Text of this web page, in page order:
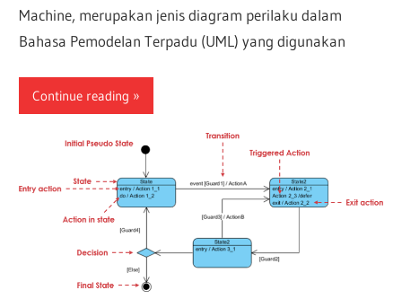
Machine, merupakan jenis diagram perilaku dalam
Bahasa Pemodelan Terpadu (UML) yang digunakan
Continue reading